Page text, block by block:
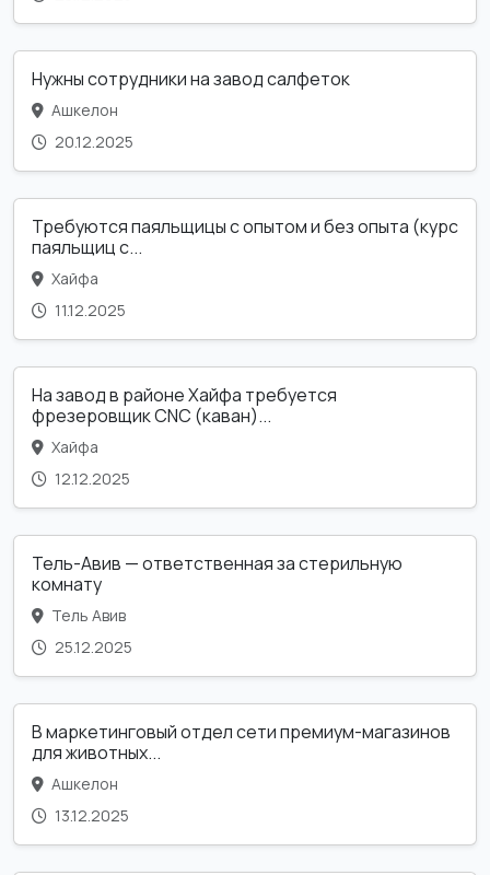
Нужны сотрудники на завод салфеток
Ашкелон
20.12.2025
Требуются паяльщицы с опытом и без опыта (курс
паяльщиц с...
Хайфа
11.12.2025
На завод в районе Хайфа требуется
фрезеровщик CNC (каван)...
Хайфа
12.12.2025
Тель-Авив — ответственная за стерильную
комнату
Тель Авив
25.12.2025
В маркетинговый отдел сети премиум-магазинов
для животных...
Ашкелон
13.12.2025